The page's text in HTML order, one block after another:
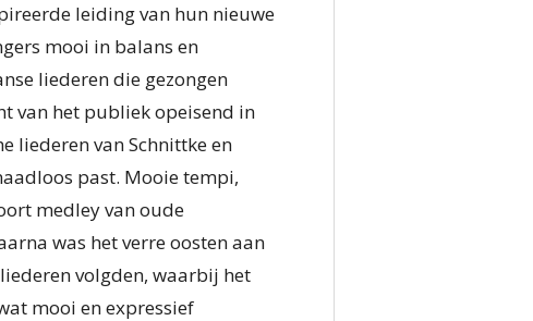
leiding van hun nieuwe
mooi in balans en
liederen die gezongen
van het publiek opeisend in
liederen van Schnittke en
past. Mooie tempi,
medley van oude
was het verre oosten aan
volgden, waarbij het
mooi en expressief